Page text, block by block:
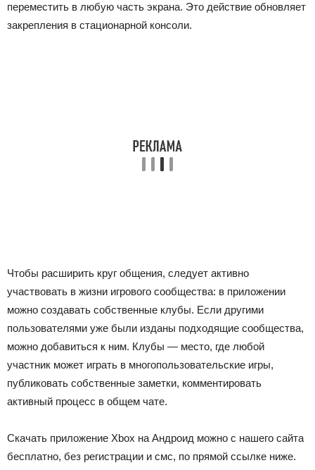
переместить в любую часть экрана. Это действие обновляет
закрепления в стационарной консоли.
Чтобы расширить круг общения, следует активно
участвовать в жизни игрового сообщества: в приложении
можно создавать собственные клубы. Если другими
пользователями уже были изданы подходящие сообщества,
можно добавиться к ним. Клубы — место, где любой
участник может играть в многопользовательские игры,
публиковать собственные заметки, комментировать
активный процесс в общем чате.
Скачать приложение Xbox на Андроид можно с нашего сайта
бесплатно, без регистрации и смс, по прямой ссылке ниже.